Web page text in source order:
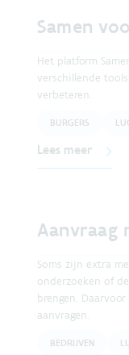
Samen
Het platform
verschillende
verbeteren.
BURGERS
Lees meer
Aanvraag
Soms zijn extra
onderzoeken of
brengen.
aanvragen.
BEDRIJVEN